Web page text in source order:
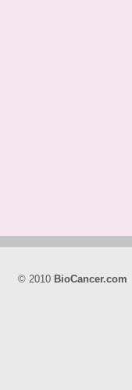
© 2010 BioCancer.com